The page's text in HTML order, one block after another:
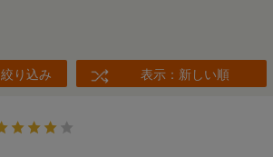
絞り込み 表示：新しい順